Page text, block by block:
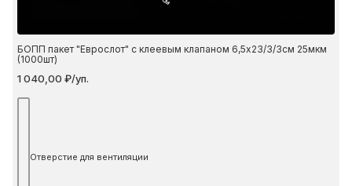
БОПП пакет "Еврослот" с клеевым клапаном 6,5х23/3/3см 25мкм
(1000шт)
1 040,00 ₽/уп.
Отверстие для вентиляции